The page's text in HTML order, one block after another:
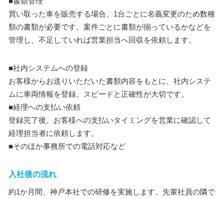
買い取った車を販売する場合、1台ごとに名義変更のため数種
類の書類が必要です。案件ごとに書類が揃っているかなどを
管理し、不足していれば営業担当へ回収を依頼します。
■社内システムへの登録
お客様からお送りいただいた書類内容をもとに、社内システ
ムに車両情報を登録。スピードと正確性が大切です。
■経理への支払い依頼
登録完了後、お客様への支払いタイミングを営業に確認して
経理担当者に依頼します。
■そのほか事務所での電話対応など
入社後の流れ
約1か月間、神戸本社での研修を実施します。先輩社員の隣で